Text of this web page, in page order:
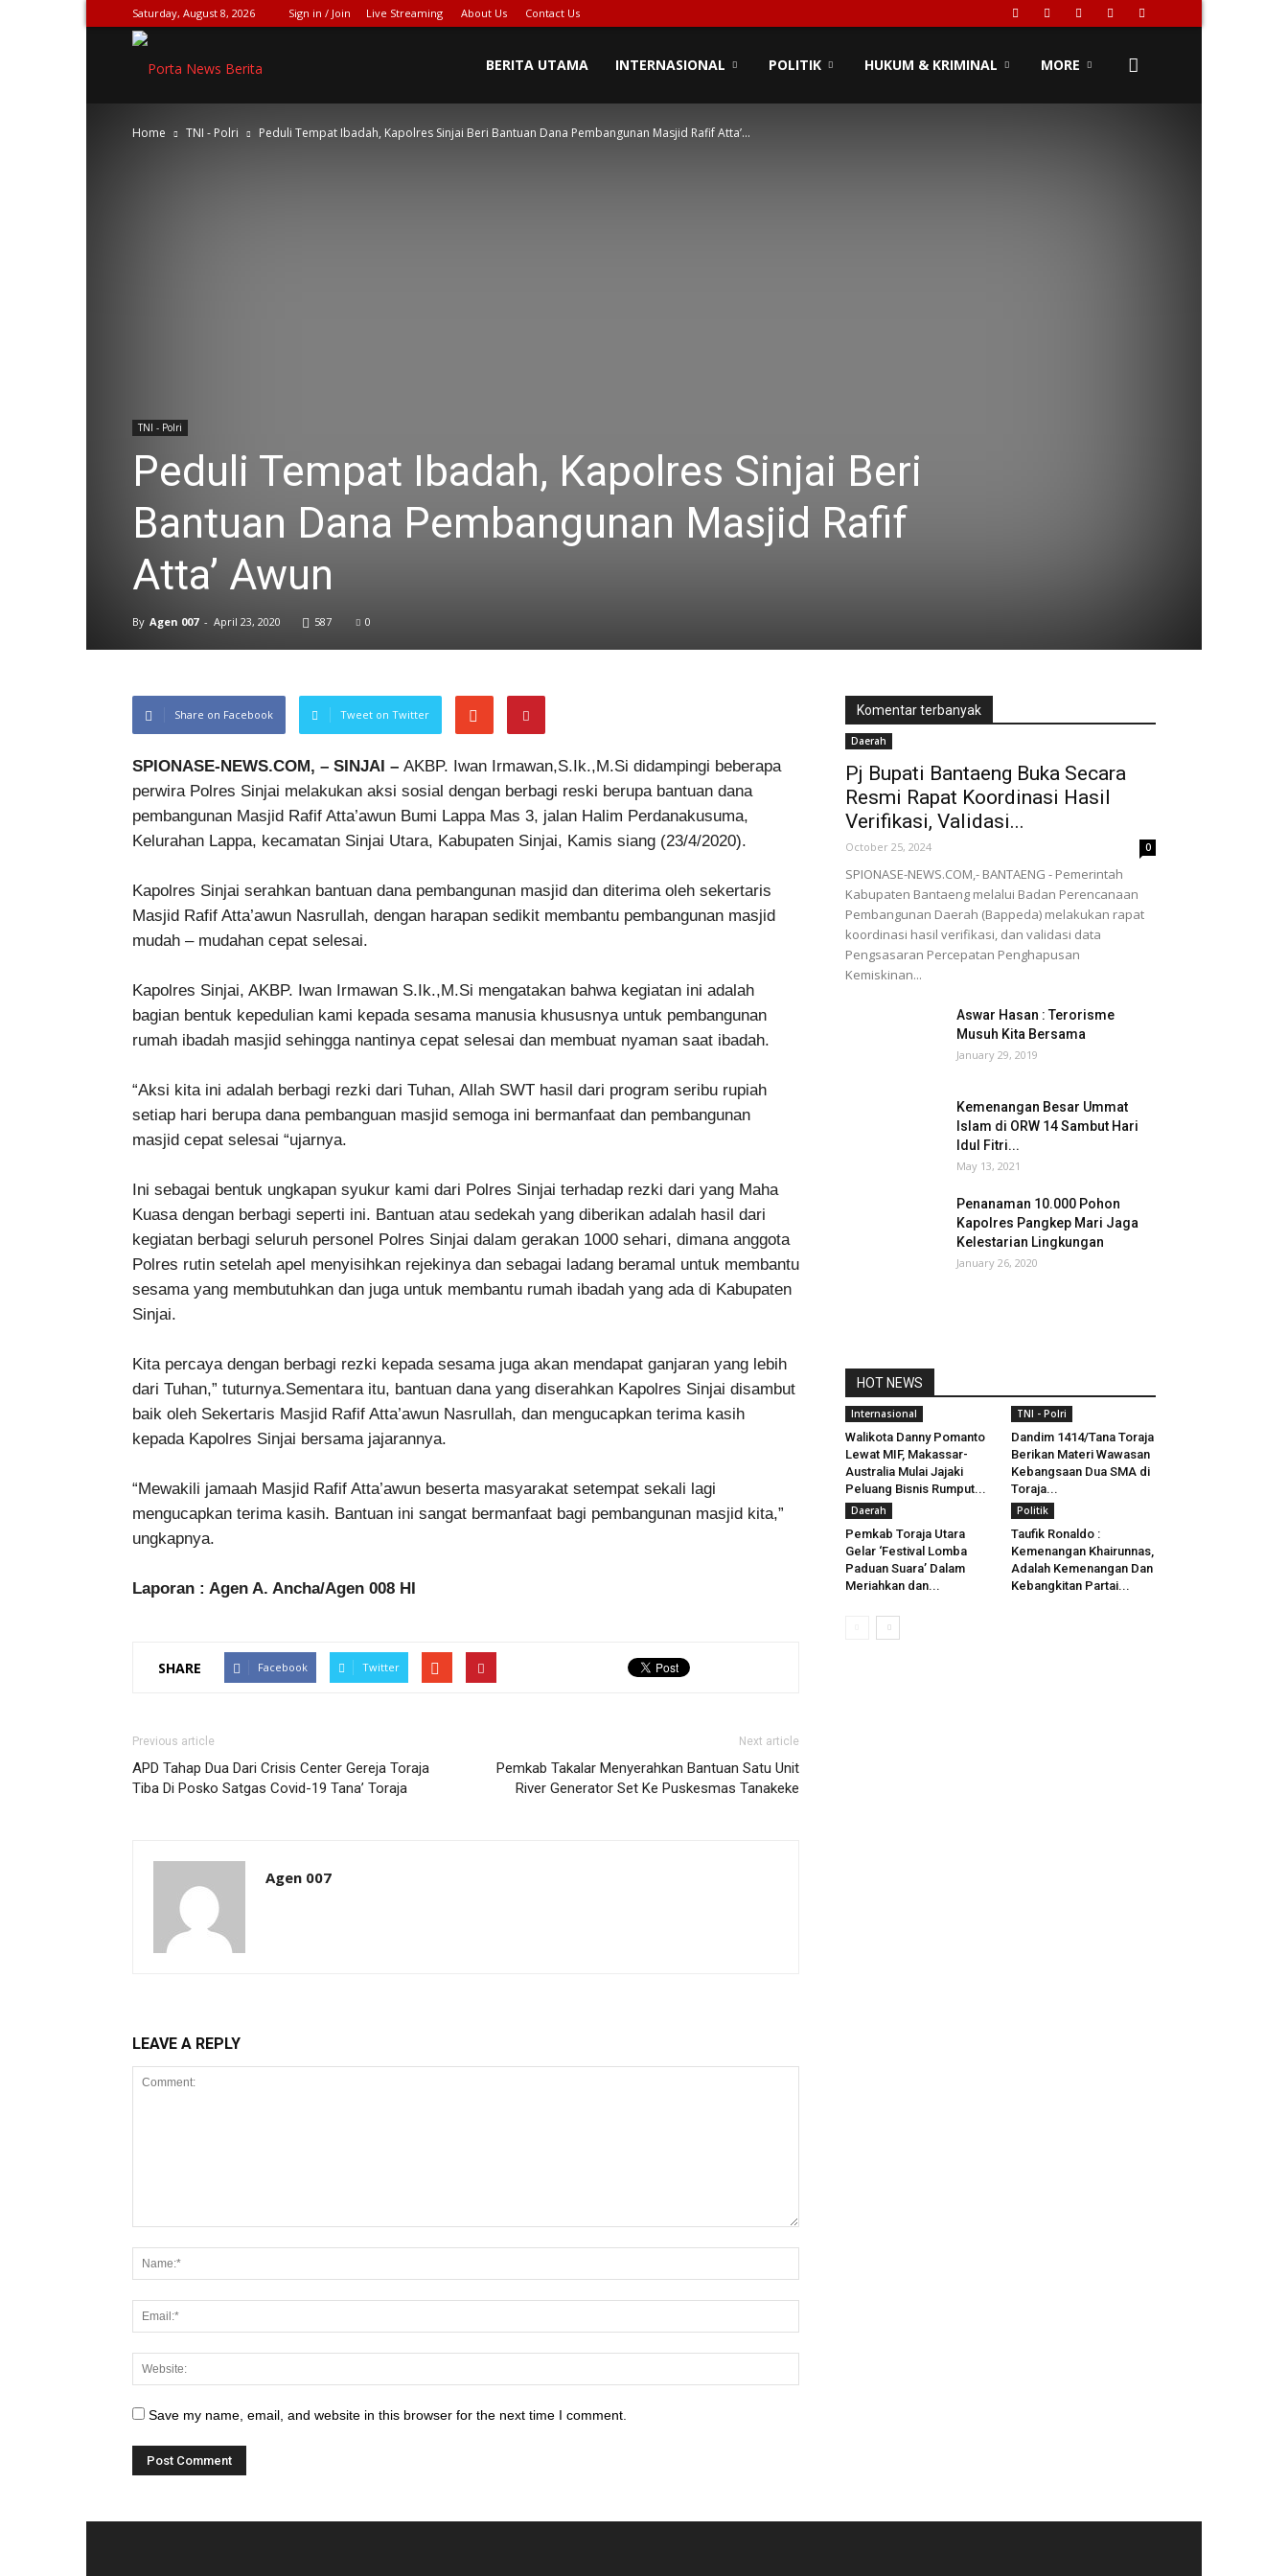
Saturday, August 8, 2026 Sign in / Join Live Streaming About Us Contact Us
NEWS[DOT]COM
BERITA UTAMA INTERNASIONAL POLITIK HUKUM & KRIMINAL MORE
Home TNI - Polri Peduli Tempat Ibadah, Kapolres Sinjai Beri Bantuan Dana Pembangunan Masjid Rafif Atta’...
TNI - Polri
Peduli Tempat Ibadah, Kapolres Sinjai Beri
Bantuan Dana Pembangunan Masjid Rafif
Atta’ Awun
By Agen 007 - April 23, 2020 587 0
Share on Facebook Tweet on Twitter
SPIONASE-NEWS.COM, – SINJAI – AKBP. Iwan Irmawan,S.Ik.,M.Si didampingi beberapa
perwira Polres Sinjai melakukan aksi sosial dengan berbagi reski berupa bantuan dana
pembangunan Masjid Rafif Atta’awun Bumi Lappa Mas 3, jalan Halim Perdanakusuma,
Kelurahan Lappa, kecamatan Sinjai Utara, Kabupaten Sinjai, Kamis siang (23/4/2020).
Kapolres Sinjai serahkan bantuan dana pembangunan masjid dan diterima oleh sekertaris
Masjid Rafif Atta’awun Nasrullah, dengan harapan sedikit membantu pembangunan masjid
mudah – mudahan cepat selesai.
Kapolres Sinjai, AKBP. Iwan Irmawan S.Ik.,M.Si mengatakan bahwa kegiatan ini adalah
bagian bentuk kepedulian kami kepada sesama manusia khususnya untuk pembangunan
rumah ibadah masjid sehingga nantinya cepat selesai dan membuat nyaman saat ibadah.
“Aksi kita ini adalah berbagi rezki dari Tuhan, Allah SWT hasil dari program seribu rupiah
setiap hari berupa dana pembanguan masjid semoga ini bermanfaat dan pembangunan
masjid cepat selesai “ujarnya.
Ini sebagai bentuk ungkapan syukur kami dari Polres Sinjai terhadap rezki dari yang Maha
Kuasa dengan berbagi seperti ini. Bantuan atau sedekah yang diberikan adalah hasil dari
kegiatan berbagi seluruh personel Polres Sinjai dalam gerakan 1000 sehari, dimana anggota
Polres rutin setelah apel menyisihkan rejekinya dan sebagai ladang beramal untuk membantu
sesama yang membutuhkan dan juga untuk membantu rumah ibadah yang ada di Kabupaten
Sinjai.
Kita percaya dengan berbagi rezki kepada sesama juga akan mendapat ganjaran yang lebih
dari Tuhan,” tuturnya.Sementara itu, bantuan dana yang diserahkan Kapolres Sinjai disambut
baik oleh Sekertaris Masjid Rafif Atta’awun Nasrullah, dan mengucapkan terima kasih
kepada Kapolres Sinjai bersama jajarannya.
“Mewakili jamaah Masjid Rafif Atta’awun beserta masyarakat setempat sekali lagi
mengucapkan terima kasih. Bantuan ini sangat bermanfaat bagi pembangunan masjid kita,”
ungkapnya.
Laporan : Agen A. Ancha/Agen 008 HI
SHARE Facebook Twitter
Previous article
APD Tahap Dua Dari Crisis Center Gereja Toraja
Tiba Di Posko Satgas Covid-19 Tana’ Toraja
Next article
Pemkab Takalar Menyerahkan Bantuan Satu Unit
River Generator Set Ke Puskesmas Tanakeke
Agen 007
LEAVE A REPLY
Save my name, email, and website in this browser for the next time I comment.
Komentar terbanyak
Daerah
Pj Bupati Bantaeng Buka Secara
Resmi Rapat Koordinasi Hasil
Verifikasi, Validasi...
October 25, 2024 0
SPIONASE-NEWS.COM,- BANTAENG - Pemerintah
Kabupaten Bantaeng melalui Badan Perencanaan
Pembangunan Daerah (Bappeda) melakukan rapat
koordinasi hasil verifikasi, dan validasi data
Pengsasaran Percepatan Penghapusan
Kemiskinan...
Aswar Hasan : Terorisme
Musuh Kita Bersama
January 29, 2019
Kemenangan Besar Ummat
Islam di ORW 14 Sambut Hari
Idul Fitri...
May 13, 2021
Penanaman 10.000 Pohon
Kapolres Pangkep Mari Jaga
Kelestarian Lingkungan
January 26, 2020
HOT NEWS
Internasional
Walikota Danny Pomanto
Lewat MIF, Makassar-
Australia Mulai Jajaki
Peluang Bisnis Rumput...
TNI - Polri
Dandim 1414/Tana Toraja
Berikan Materi Wawasan
Kebangsaan Dua SMA di
Toraja...
Daerah
Pemkab Toraja Utara
Gelar ‘Festival Lomba
Paduan Suara’ Dalam
Meriahkan dan...
Politik
Taufik Ronaldo :
Kemenangan Khairunnas,
Adalah Kemenangan Dan
Kebangkitan Partai...